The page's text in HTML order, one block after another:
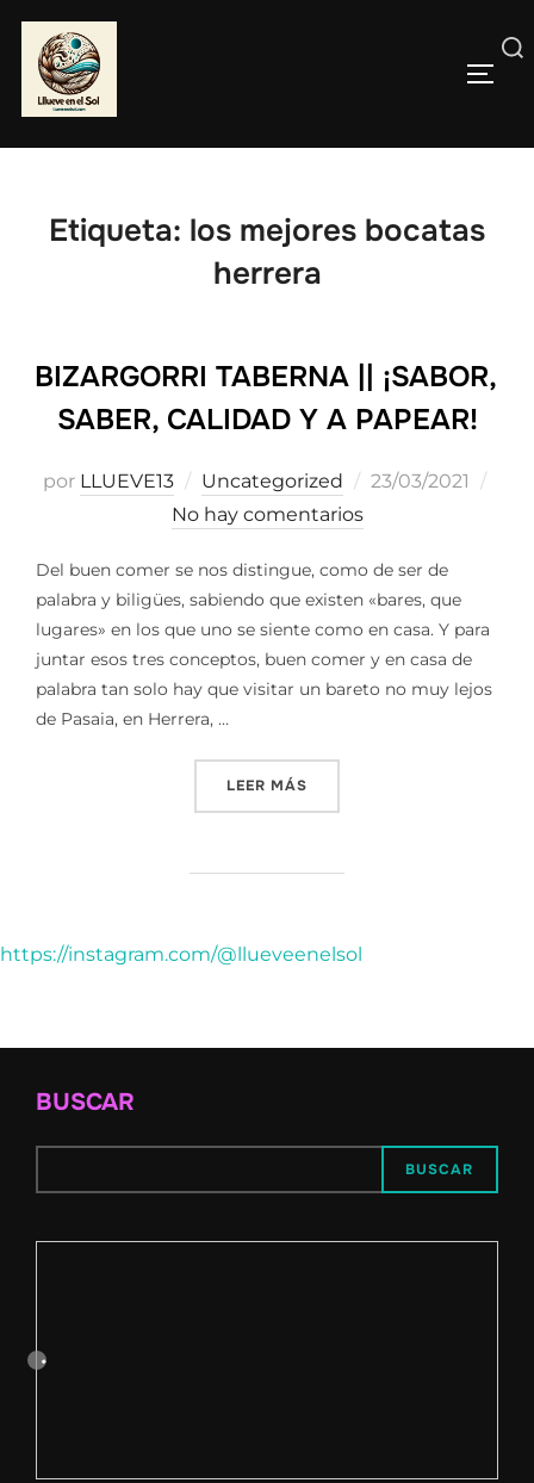
contenido
Buscar:
Etiqueta: los mejores bocatas
herrera
BIZARGORRI TABERNA || ¡SABOR,
SABER, CALIDAD Y A PAPEAR!
por LLUEVE13 Uncategorized
Publicado
23/03/2021
No hay comentarios
Del buen comer se nos distingue, como de ser de
palabra y biligües, sabiendo que existen «bares, que
lugares» en los que uno se siente como en casa. Y para
juntar esos tres conceptos, buen comer y en casa de
palabra tan solo hay que visitar un bareto no muy lejos
de Pasaia, en Herrera, …
LEER MÁS
https://instagram.com/@llueveenelsol
BUSCAR
BUSCAR